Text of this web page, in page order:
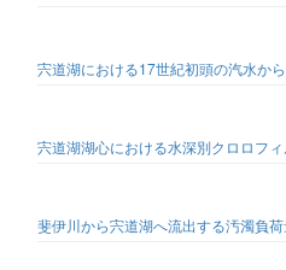
宍道湖における17世紀初頭の汽水か
宍道湖湖心における水深別クロロフ
斐伊川から宍道湖へ流出する汚濁負